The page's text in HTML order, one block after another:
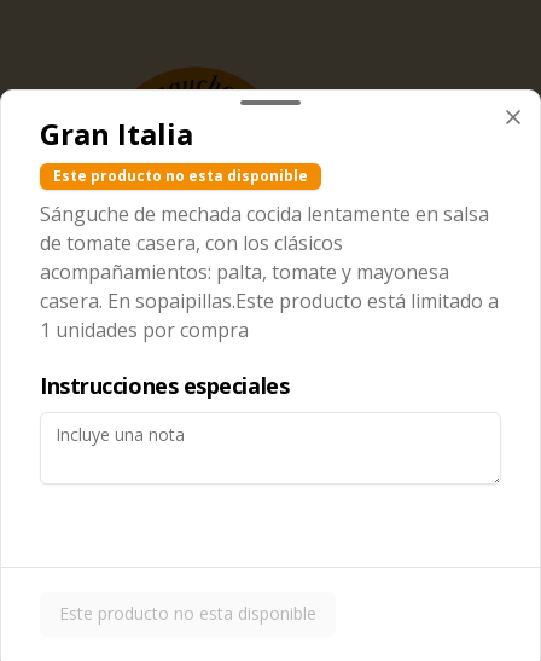
Conócenos
Zona de despacho
Nosotros
Términos y condiciones
Política de privacidad
Redes sociales
Facebook
Mi cuenta
Gran Italia
Este producto no esta disponible
Sánguche de mechada cocida lentamente en salsa
de tomate casera, con los clásicos
acompañamientos: palta, tomate y mayonesa
casera. En sopaipillas.Este producto está limitado a
1 unidades por compra
Instrucciones especiales
Este producto no esta disponible